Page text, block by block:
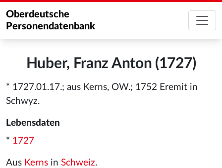
Oberdeutsche
Personendatenbank
Huber, Franz Anton (1727)
* 1727.01.17.; aus Kerns, OW.; 1752 Eremit in
Schwyz.
Lebensdaten
* 1727
Aus Kerns in Schweiz.